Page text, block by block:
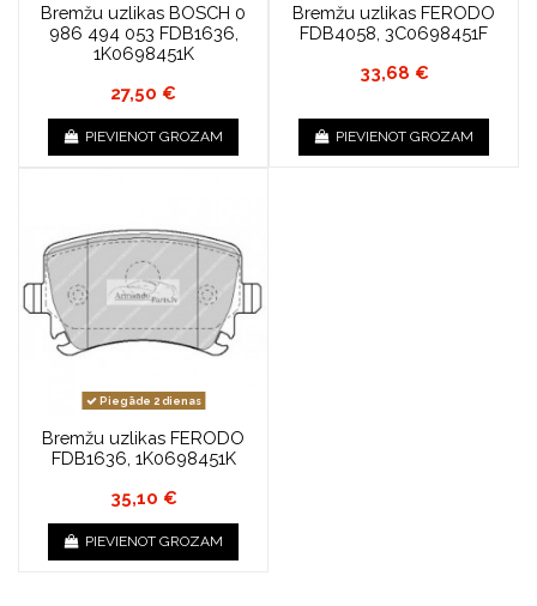
Bremžu uzlikas BOSCH 0
986 494 053 FDB1636,
1K0698451K
27,50 €
PIEVIENOT GROZAM
Bremžu uzlikas FERODO
FDB4058, 3C0698451F
33,68 €
PIEVIENOT GROZAM
Piegāde 2 dienas
Bremžu uzlikas FERODO
FDB1636, 1K0698451K
35,10 €
PIEVIENOT GROZAM